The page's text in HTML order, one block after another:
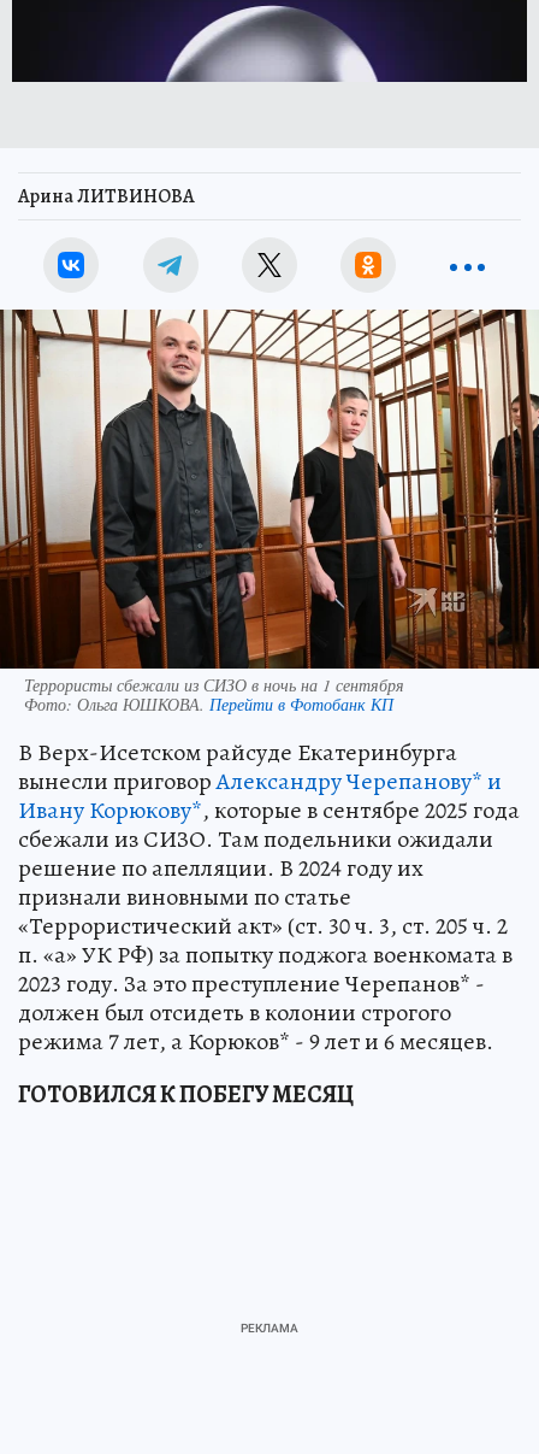
Арина ЛИТВИНОВА
Террористы сбежали из СИЗО в ночь на 1 сентября
Фото: Ольга ЮШКОВА. Перейти в Фотобанк КП
В Верх-Исетском райсуде Екатеринбурга
вынесли приговорАлександру Черепанову* и
Ивану Корюкову*, которые в сентябре 2025 года
сбежали из СИЗО. Там подельники ожидали
решение по апелляции. В 2024 году их
признали виновными по статье
«Террористический акт» (ст. 30 ч. 3, ст. 205 ч. 2
п. «а» УК РФ) за попытку поджога военкомата в
2023 году. За это преступление Черепанов* -
должен был отсидеть в колонии строгого
режима 7 лет, а Корюков* - 9 лет и 6 месяцев.
ГОТОВИЛСЯ К ПОБЕГУ МЕСЯЦ